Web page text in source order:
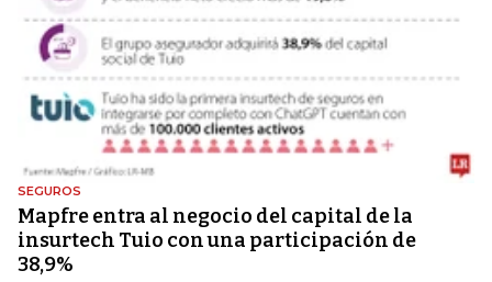
SEGUROS
Mapfre entra al negocio del capital de la
insurtech Tuio con una participación de
38,9%